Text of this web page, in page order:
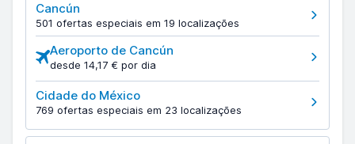
Cancún
501 ofertas especiais em 19 localizações
Aeroporto de Cancún
desde 14,17 € por dia
Cidade do México
769 ofertas especiais em 23 localizações